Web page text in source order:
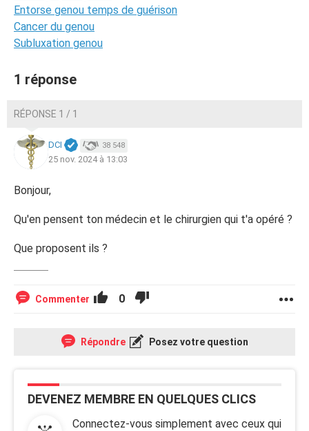
Entorse genou temps de guérison
Cancer du genou
Subluxation genou
1 réponse
RÉPONSE 1 / 1
DCI 38 548
25 nov. 2024 à 13:03
Bonjour,
Qu'en pensent ton médecin et le chirurgien qui t'a opéré ?
Que proposent ils ?
Commenter 0
Répondre Posez votre question
DEVENEZ MEMBRE EN QUELQUES CLICS
Connectez-vous simplement avec ceux qui